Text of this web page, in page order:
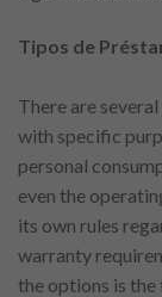
Tipos de
There are
with specific
personal
even the
its own rules
warranty
the options is